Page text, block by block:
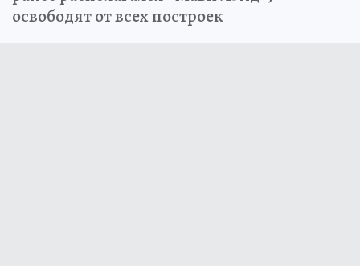
освободят от всех построек